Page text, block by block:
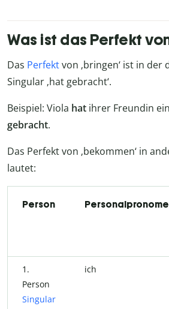
Was ist das Perfekt
Das Perfektvon ‚bringen‘ ist in der
Singular ‚hat gebracht‘.
Beispiel: Viola hat ihrer Freundin
gebracht.
Das Perfekt von ‚bekommen‘ in
lautet:
Person
1.
Person
Singular
ich